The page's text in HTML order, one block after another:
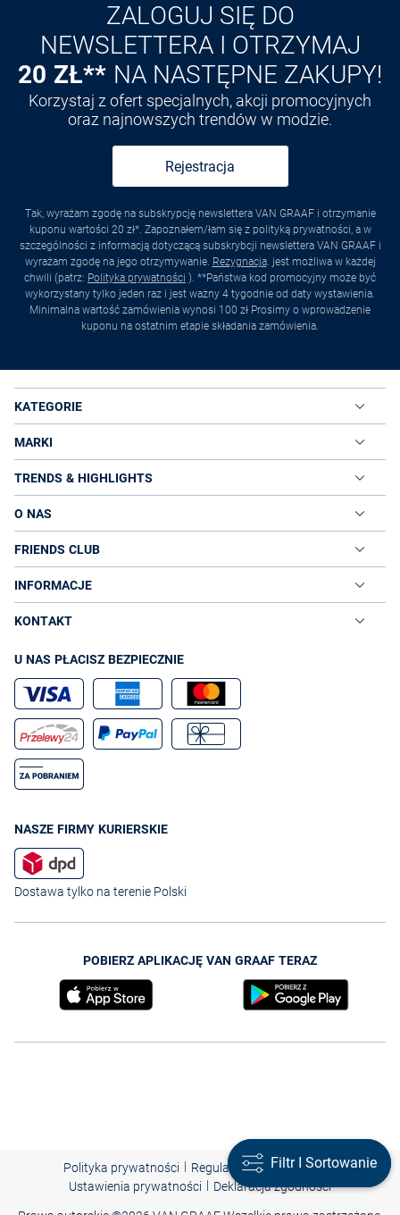
ZALOGUJ SIĘ DO
NEWSLETTERA I OTRZYMAJ
20 ZŁ** NA NASTĘPNE ZAKUPY!
Korzystaj z ofert specjalnych, akcji promocyjnych
oraz najnowszych trendów w modzie.
Rejestracja
Tak, wyrażam zgodę na subskrypcję newslettera VAN GRAAF i otrzymanie
kuponu wartości 20 zł*. Zapoznałem/łam się z polityką prywatności, a w
szczególności z informacją dotyczącą subskrybcji newslettera VAN GRAAF i
wyrażam zgodę na jego otrzymywanie. Rezygnacja. jest możliwa w każdej
chwili (patrz: Polityka prywatności ). **Państwa kod promocyjny może być
wykorzystany tylko jeden raz i jest ważny 4 tygodnie od daty wystawienia.
Minimalna wartość zamówienia wynosi 100 zł Prosimy o wprowadzenie
kuponu na ostatnim etapie składania zamówienia.
KATEGORIE
MARKI
TRENDS & HIGHLIGHTS
O NAS
FRIENDS CLUB
INFORMACJE
KONTAKT
U NAS PŁACISZ BEZPIECZNIE
NASZE FIRMY KURIERSKIE
Dostawa tylko na terenie Polski
POBIERZ APLIKACJĘ VAN GRAAF TERAZ
Polityka prywatności | Regulamin | Nota prawna |
Ustawienia prywatności | Deklaracja zgodności
Filtr I Sortowanie
Filtr I Sortowanie